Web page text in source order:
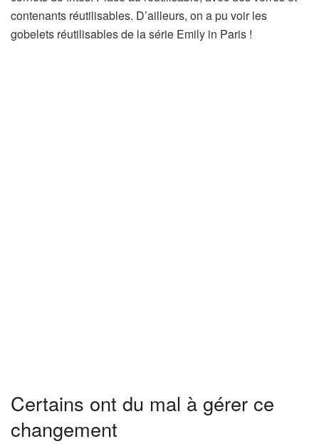
contenants réutilisables. D’ailleurs, on a pu voir les
gobelets réutilisables de la série Emily in Paris !
Certains ont du mal à gérer ce
changement